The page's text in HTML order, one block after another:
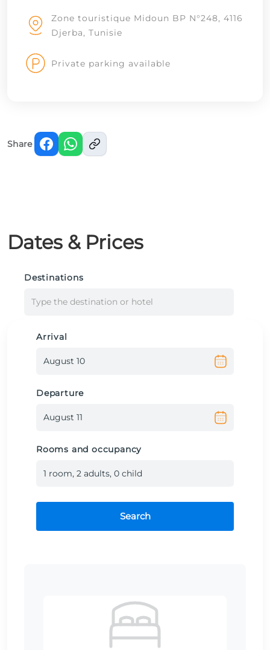
Zone touristique Midoun BP N°248, 4116
Djerba, Tunisie
Private parking available
Share
Dates & Prices
Destinations
Type the destination or hotel
Arrival
Departure
Rooms and occupancy
1 room, 2 adults, 0 child
Search